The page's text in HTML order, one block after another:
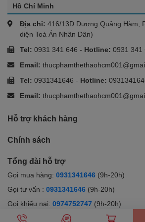
Hồ Chí Minh
Địa chỉ: 416/13D Dương Quảng Hàm,
diện Toà Án Nhân Dân)
Tel: 0931 341 646 - Hotline: 0931 341
Email:
Tel: 0931341646 - Hotline:
Email:
Hỗ trợ khách hàng
Chính sách
Tổng đài hỗ trợ
Gọi mua hàng: 0931341646 (9h-20h)
Gọi tư vấn : 0931341646 (9h-20h)
Gọi khiếu nại: 0974752747 (9h-20h)